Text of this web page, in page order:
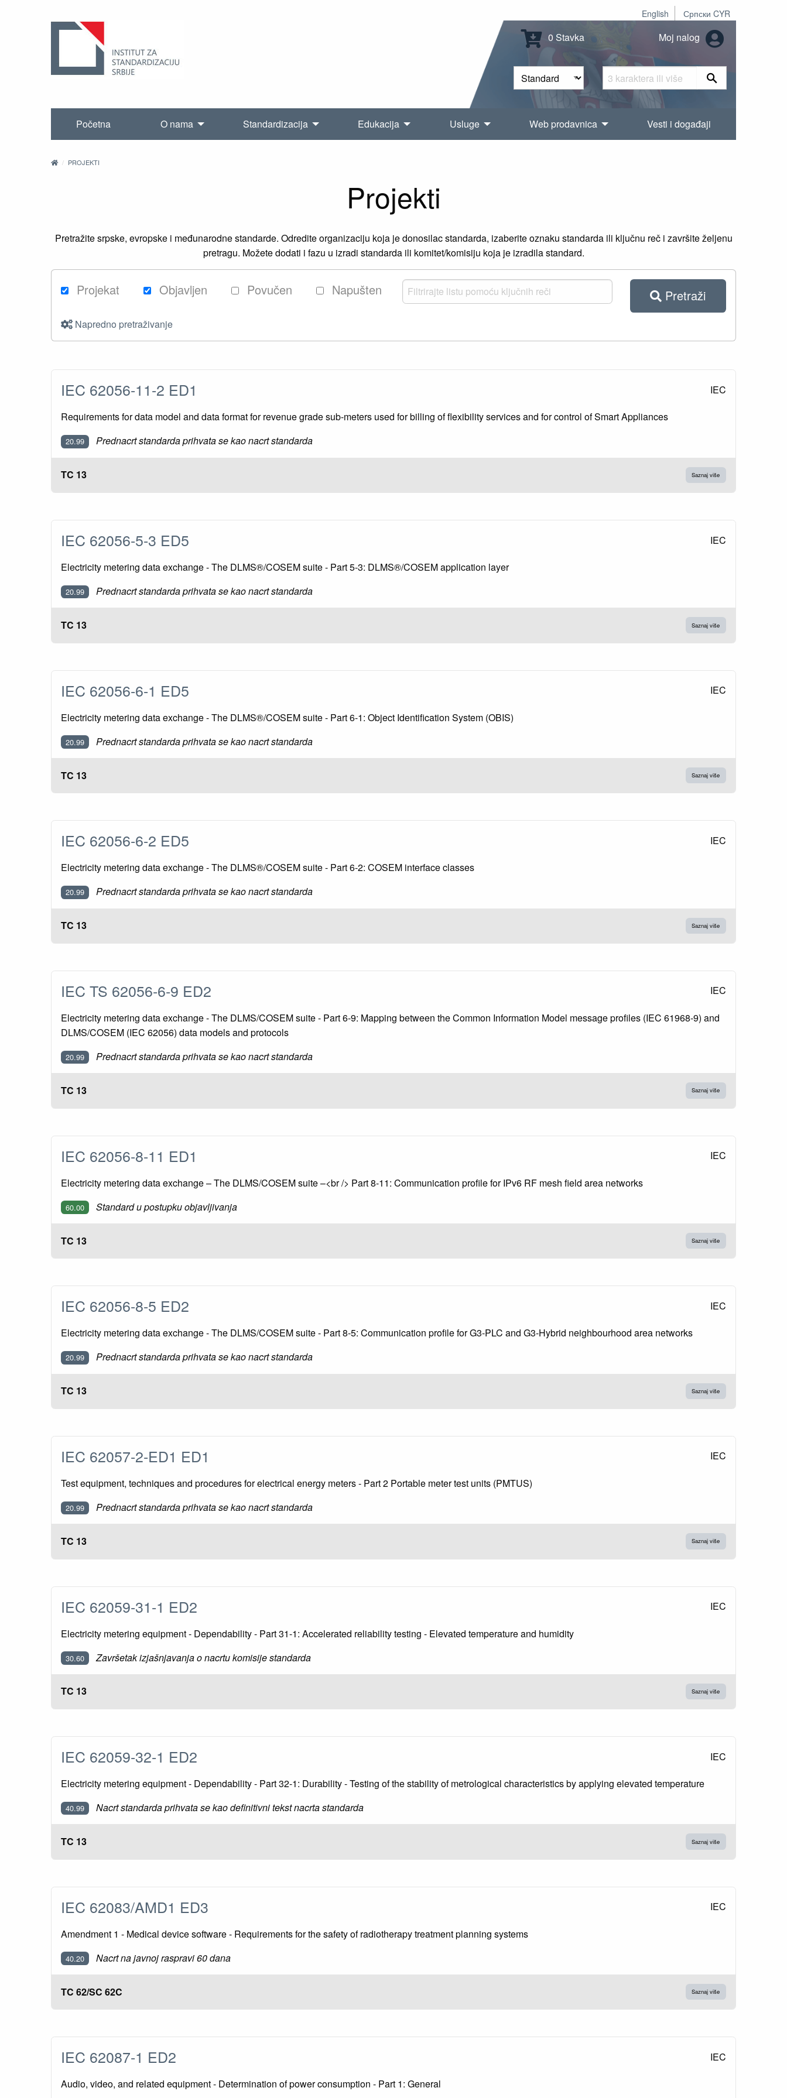
English Српски CYR
0 Stavka Moj nalog
Početna O nama Standardizacija Edukacija Usluge Web prodavnica Vesti i događaji
PROJEKTI
Projekti
Pretražite srpske, evropske i međunarodne standarde. Odredite organizaciju koja je donosilac standarda, izaberite oznaku standarda ili ključnu reč i završite željenu
pretragu. Možete dodati i fazu u izradi standarda ili komitet/komisiju koja je izradila standard.
Projekat Objavljen Povučen Napušten Pretraži
Napredno pretraživanje
IEC 62056-11-2 ED1 IEC
Requirements for data model and data format for revenue grade sub-meters used for billing of flexibility services and for control of Smart Appliances
20.99 Prednacrt standarda prihvata se kao nacrt standarda
TC 13 Saznaj više
IEC 62056-5-3 ED5 IEC
Electricity metering data exchange - The DLMS®/COSEM suite - Part 5-3: DLMS®/COSEM application layer
20.99 Prednacrt standarda prihvata se kao nacrt standarda
TC 13 Saznaj više
IEC 62056-6-1 ED5 IEC
Electricity metering data exchange - The DLMS®/COSEM suite - Part 6-1: Object Identification System (OBIS)
20.99 Prednacrt standarda prihvata se kao nacrt standarda
TC 13 Saznaj više
IEC 62056-6-2 ED5 IEC
Electricity metering data exchange - The DLMS®/COSEM suite - Part 6-2: COSEM interface classes
20.99 Prednacrt standarda prihvata se kao nacrt standarda
TC 13 Saznaj više
IEC TS 62056-6-9 ED2 IEC
Electricity metering data exchange - The DLMS/COSEM suite - Part 6-9: Mapping between the Common Information Model message profiles (IEC 61968-9) and
DLMS/COSEM (IEC 62056) data models and protocols
20.99 Prednacrt standarda prihvata se kao nacrt standarda
TC 13 Saznaj više
IEC 62056-8-11 ED1 IEC
Electricity metering data exchange – The DLMS/COSEM suite –<br /> Part 8-11: Communication profile for IPv6 RF mesh field area networks
60.00 Standard u postupku objavljivanja
TC 13 Saznaj više
IEC 62056-8-5 ED2 IEC
Electricity metering data exchange - The DLMS/COSEM suite - Part 8-5: Communication profile for G3-PLC and G3-Hybrid neighbourhood area networks
20.99 Prednacrt standarda prihvata se kao nacrt standarda
TC 13 Saznaj više
IEC 62057-2-ED1 ED1 IEC
Test equipment, techniques and procedures for electrical energy meters - Part 2 Portable meter test units (PMTUS)
20.99 Prednacrt standarda prihvata se kao nacrt standarda
TC 13 Saznaj više
IEC 62059-31-1 ED2 IEC
Electricity metering equipment - Dependability - Part 31-1: Accelerated reliability testing - Elevated temperature and humidity
30.60 Završetak izjašnjavanja o nacrtu komisije standarda
TC 13 Saznaj više
IEC 62059-32-1 ED2 IEC
Electricity metering equipment - Dependability - Part 32-1: Durability - Testing of the stability of metrological characteristics by applying elevated temperature
40.99 Nacrt standarda prihvata se kao definitivni tekst nacrta standarda
TC 13 Saznaj više
IEC 62083/AMD1 ED3 IEC
Amendment 1 - Medical device software - Requirements for the safety of radiotherapy treatment planning systems
40.20 Nacrt na javnoj raspravi 60 dana
TC 62/SC 62C Saznaj više
IEC 62087-1 ED2 IEC
Audio, video, and related equipment - Determination of power consumption - Part 1: General